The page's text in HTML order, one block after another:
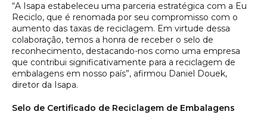
“A Isapa estabeleceu uma parceria estratégica com a Eu
Reciclo, que é renomada por seu compromisso com o
aumento das taxas de reciclagem. Em virtude dessa
colaboração, temos a honra de receber o selo de
reconhecimento, destacando-nos como uma empresa
que contribui significativamente para a reciclagem de
embalagens em nosso país”, afirmou Daniel Douek,
diretor da Isapa.
Selo de Certificado de Reciclagem de Embalagens